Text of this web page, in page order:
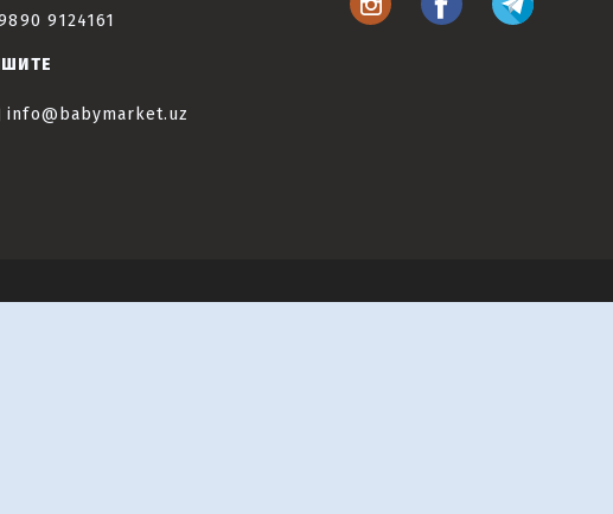
9124161
info@babymarket.uz